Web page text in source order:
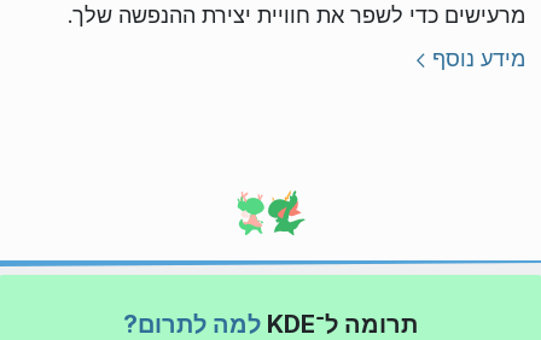
מרעישים כדי לשפר את חוויית יצירת ההנפשה שלך.
מידע נוסף
תרומה ל־KDE למה לתרום?